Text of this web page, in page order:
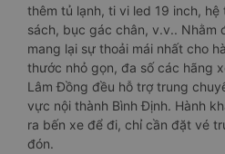
thêm tủ lạnh, ti vi led 19 inch,
sách, bục gác chân, v.v.. Nhằm
mang lại sự thoải mái nhất cho
thước nhỏ gọn, đa số các hãng
Lâm Đồng đều hỗ trợ trung
vực nội thành Bình Định. Hành
ra bến xe để đi, chỉ cần đặt vé
đón.